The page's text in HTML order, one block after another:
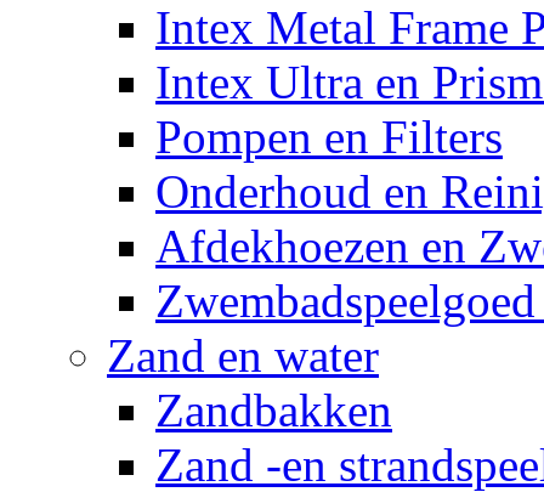
Intex Metal Frame
Intex Ultra en
Pompen en Filters
Onderhoud en
Afdekhoezen en
Zand en water
Zandbakken
Zand -en